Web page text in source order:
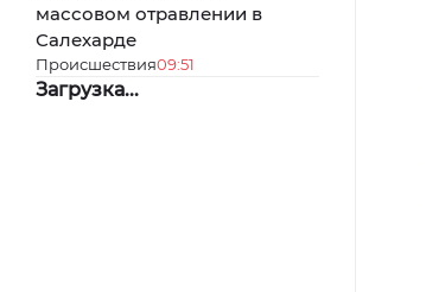
массовом отравлении в
Салехарде
Происшествия09:51
Загрузка...